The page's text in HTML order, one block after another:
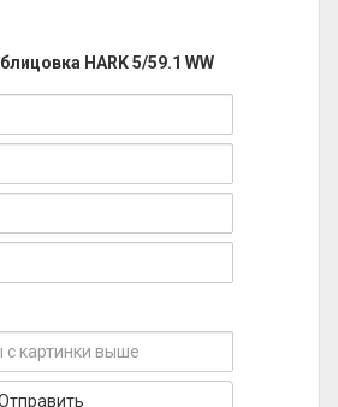
HARK 5/59.1 WW